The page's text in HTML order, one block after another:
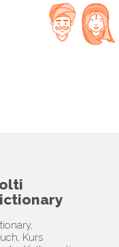
Kurs